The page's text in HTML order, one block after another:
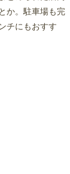
か。駐車場も完
チにもおすす